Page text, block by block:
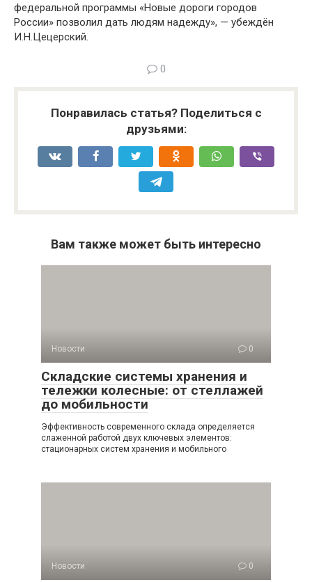
федеральной программы «Новые дороги городов
России» позволил дать людям надежду», — убеждён
И.Н.Цецерский.
0
Понравилась статья? Поделиться с
друзьями:
Вам также может быть интересно
Новости 0
Складские системы хранения и
тележки колесные: от стеллажей
до мобильности
Эффективность современного склада определяется
слаженной работой двух ключевых элементов:
стационарных систем хранения и мобильного
Новости 0